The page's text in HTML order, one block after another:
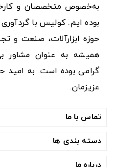
به‌خصوص متخصصان و
بوده ایم. کولیس با
حوزه ابزارآلات، صنعت
همیشه به عنوان مشاور
گرامی بوده است. به امید
عزیزمان.
تماس با ما
دسته بندی ها